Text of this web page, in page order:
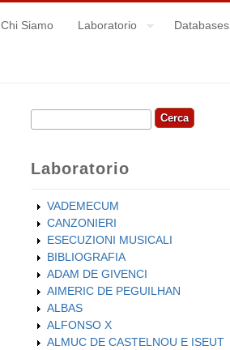
Chi Siamo Laboratorio Databases
Form di ricerca
Cerca
Laboratorio
VADEMECUM
CANZONIERI
ESECUZIONI MUSICALI
BIBLIOGRAFIA
ADAM DE GIVENCI
AIMERIC DE PEGUILHAN
ALBAS
ALFONSO X
ALMUC DE CASTELNOU E ISEUT